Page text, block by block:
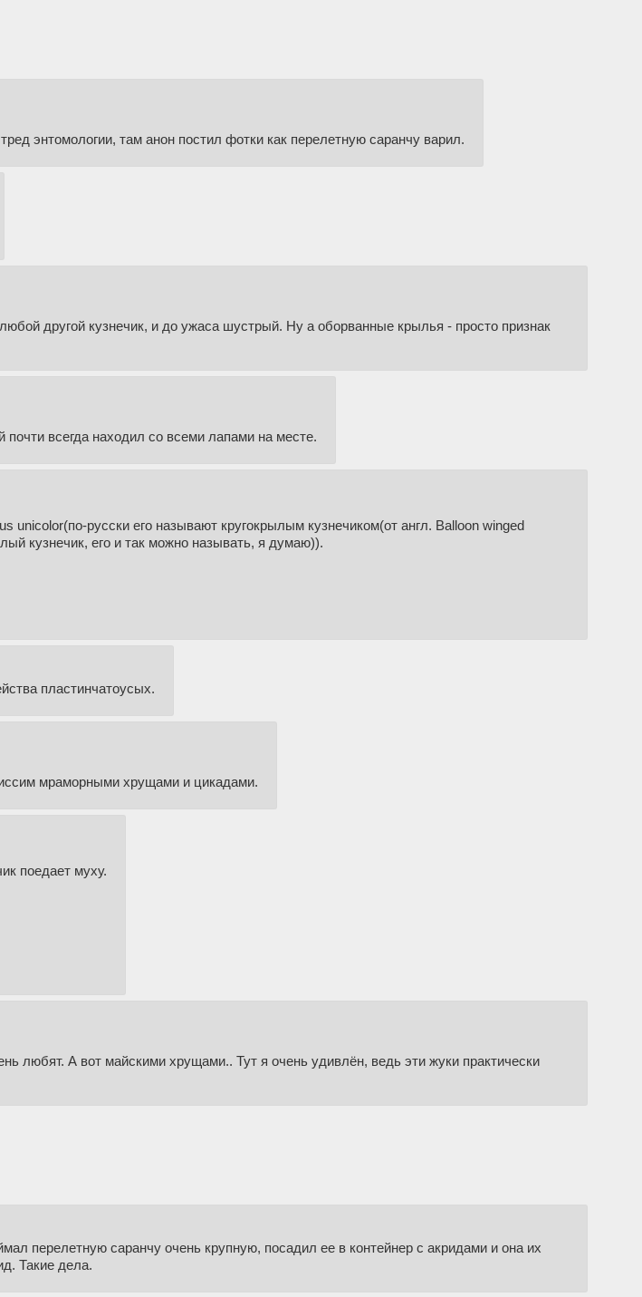
энтомологии, там анон постил фотки как перелетную саранчу варил.
другой кузнечик, и до ужаса шустрый. Ну а оборванные крылья - просто признак
почти всегда находил со всеми лапами на месте.
unicolor(по-русски его называют кругокрылым кузнечиком(от англ. Balloon winged
кузнечик, его и так можно называть, я думаю)).
пластинчатоусых.
мраморными хрущами и цикадами.
поедает муху.
любят. А вот майскими хрущами.. Тут я очень удивлён, ведь эти жуки практически
перелетную саранчу очень крупную, посадил ее в контейнер с акридами и она их
Такие дела.